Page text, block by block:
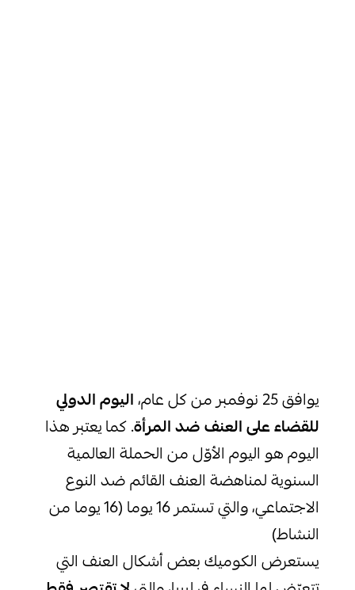
يوافق 25 نوفمبر من كل عام،
اليوم الدولي
للقضاء على العنف ضد المرأة. كما يعتبر هذا
اليوم هو اليوم الأوّل من الحملة العالمية
السنوية لمناهضة العنف القائم ضد النوع
الاجتماعي، والتي تستمر 16 يوما (
16 يوما من
النشاط)
يستعرض الكوميك بعض أشكال العنف التي